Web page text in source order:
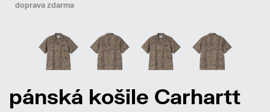
doprava zdarma
pánská košile Carhartt